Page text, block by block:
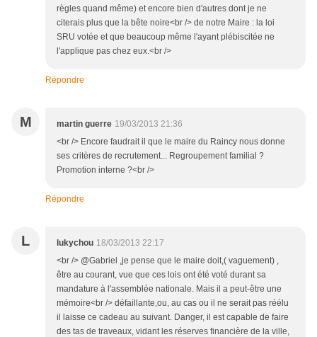
règles quand même) et encore bien d'autres dont je ne
citerais plus que la bête noire<br /> de notre Maire : la loi
SRU votée et que beaucoup même l'ayant plébiscitée ne
l'applique pas chez eux.<br />
Répondre
M martin guerre 19/03/2013 21:36
<br /> Encore faudrait il que le maire du Raincy nous donne
ses critères de recrutement... Regroupement familial ?
Promotion interne ?<br />
Répondre
L lukychou 18/03/2013 22:17
<br /> @Gabriel ,je pense que le maire doit,( vaguement) ,
être au courant, vue que ces lois ont été voté durant sa
mandature à l'assemblée nationale. Mais il a peut-être une
mémoire<br /> défaillante,ou, au cas ou il ne serait pas réélu
il laisse ce cadeau au suivant. Danger, il est capable de faire
des tas de traveaux, vidant les réserves financière de la ville,